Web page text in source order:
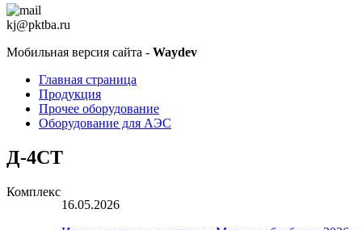
kj@pktba.ru
Мобильная версия сайта - Waydev
Главная страница
Продукция
Прочее оборудование
Оборудование для АЭС
Д-4СТ
16.05.2026
Комплекс